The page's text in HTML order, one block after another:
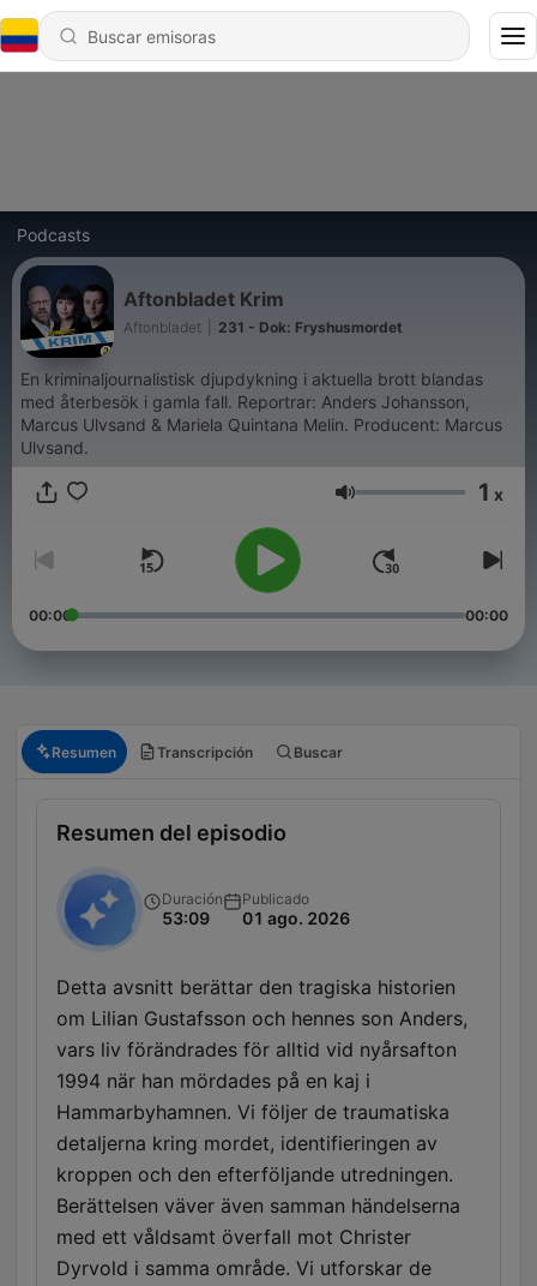
Podcasts
Aftonbladet Krim
Aftonbladet 231 - Dok: Fryshusmordet
En kriminaljournalistisk djupdykning i aktuella brott blandas
med återbesök i gamla fall. Reportrar: Anders Johansson,
Marcus Ulvsand & Mariela Quintana Melin. Producent: Marcus
Ulvsand.
Volumen 1 x
00:00 00:00
Resumen Transcripción Buscar
Resumen del episodio
Duración
53:09
Publicado
01 ago. 2026
Detta avsnitt berättar den tragiska historien
om Lilian Gustafsson och hennes son Anders,
vars liv förändrades för alltid vid nyårsafton
1994 när han mördades på en kaj i
Hammarbyhamnen. Vi följer de traumatiska
detaljerna kring mordet, identifieringen av
kroppen och den efterföljande utredningen.
Berättelsen väver även samman händelserna
med ett våldsamt överfall mot Christer
Dyrvold i samma område. Vi utforskar de